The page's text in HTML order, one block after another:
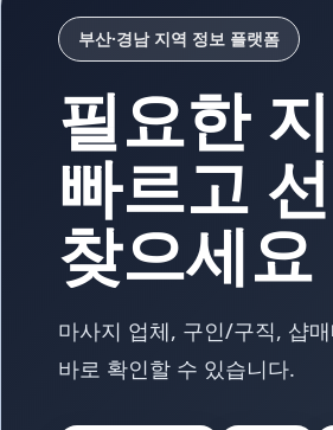
부산·경남 지역 정보 플랫폼
필요한
빠르고
찾으세요
마사지 업체, 구인/구직, 샵
바로 확인할 수 있습니다.